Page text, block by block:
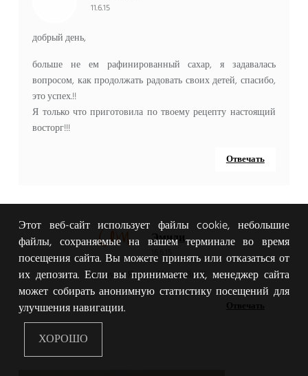
11.6.15
добрый день,
больше не ем рафинированный сахар, я задавалась
вопросом, как продолжать радовать своих детей, спасибо,
это успех.!!
Я только что приготовила по твоему рецепту настоящий
восторг!!!
Отвечать
Эмили
о круто, Я рада, Кэролайн !!!
Отвечать
Этот веб-сайт использует файлы cookie, небольшие
файлы, сохраняемые на вашем терминале во время
посещения сайта. Вы можете принять или отказаться от
их депозита. Если вы принимаете их, менеджер сайта
может собирать анонимную статистику посещений для
улучшения навигации.
ХОРОШО